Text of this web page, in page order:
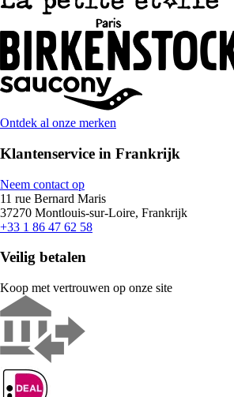
Ontdek al onze merken
Klantenservice in Frankrijk
Neem contact op
11 rue Bernard Maris
37270 Montlouis-sur-Loire, Frankrijk
+33 1 86 47 62 58
Veilig betalen
Koop met vertrouwen op onze site